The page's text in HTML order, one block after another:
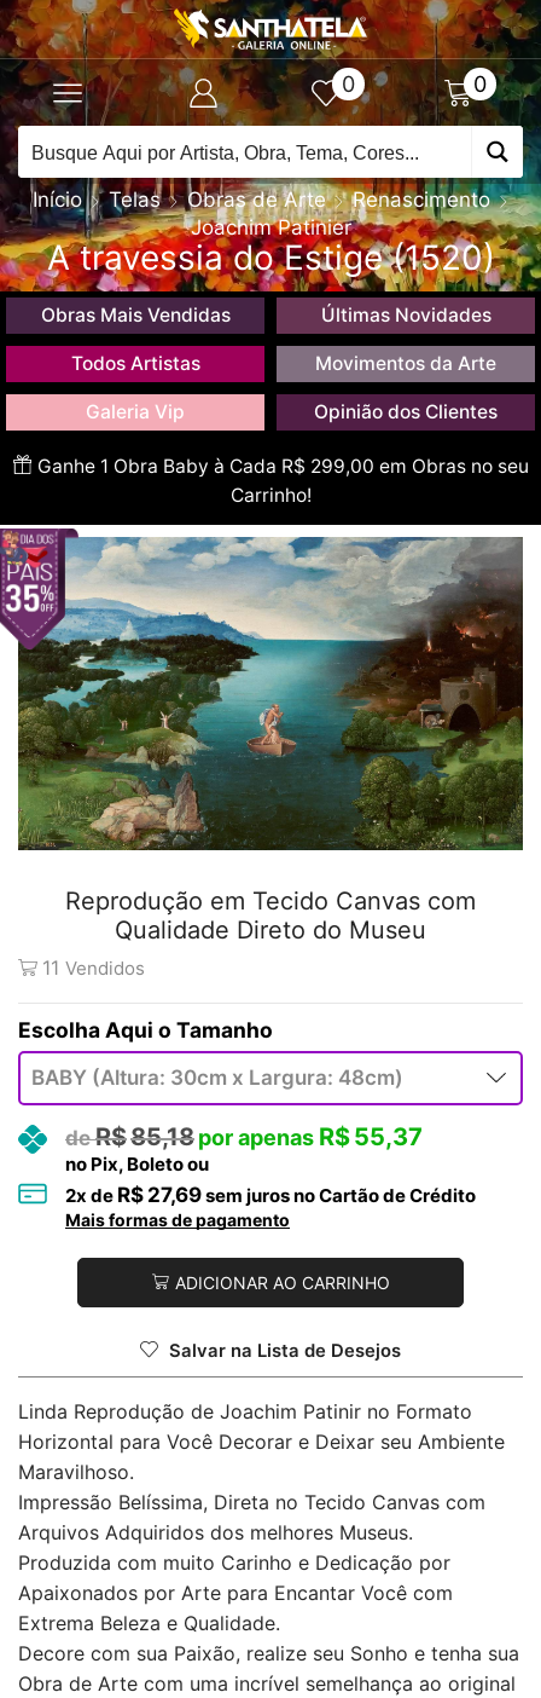
0 0
Início Telas Obras de Arte
Renascimento
Joachim Patinier
A travessia do Estige (1520)
Obras Mais Vendidas Últimas Novidades
Todos Artistas Movimentos da Arte
Galeria Vip Opinião dos Clientes
Ganhe 1 Obra Baby à Cada R$ 299,00 em Obras no seu
Carrinho!
Reprodução em Tecido Canvas com
Qualidade Direto do Museu
11 Vendidos
Tamanho
R$85,18 R$55,37
no Pix, Boleto ou
2x de R$ 27,69sem juros no Cartão de Crédito
Mais formas de pagamento
ADICIONAR AO CARRINHO
Salvar na Lista de Desejos
Linda Reprodução de Joachim Patinir no Formato
Horizontal para Você Decorar e Deixar seu Ambiente
Maravilhoso.
Impressão Belíssima, Direta no Tecido Canvas com
Arquivos Adquiridos dos melhores Museus.
Produzida com muito Carinho e Dedicação por
Apaixonados por Arte para Encantar Você com
Extrema Beleza e Qualidade.
Decore com sua Paixão, realize seu Sonho e tenha sua
Obra de Arte com uma incrível semelhança ao original